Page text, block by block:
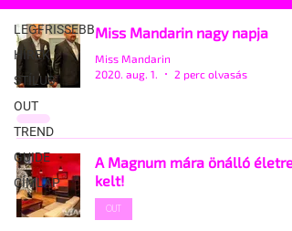
LEGFRISSEBB
HÍREK
STÍLUS
OUT
TREND
GUIDE
CÍMLAP
Miss Mandarin nagy napja
Miss Mandarin
2020. aug. 1.
2 perc olvasás
A Magnum mára önálló életre
kelt!
OUT